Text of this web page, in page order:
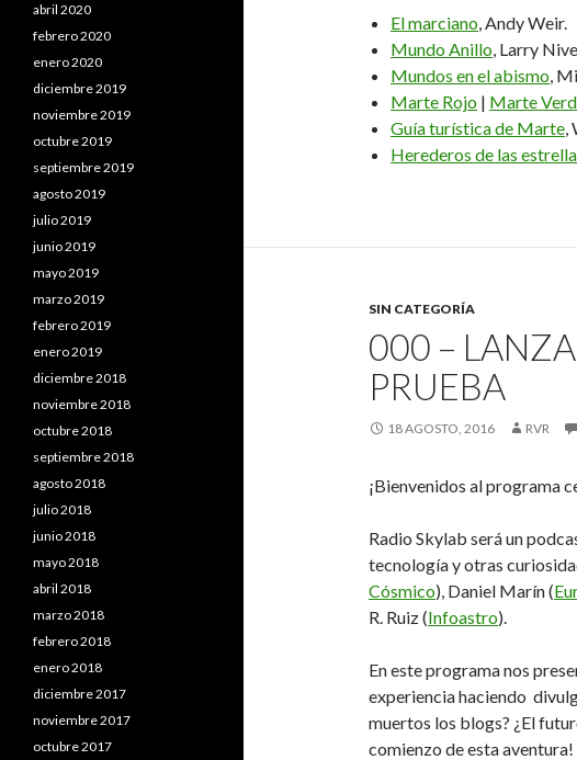
El marciano, Andy Weir.
Mundo Anillo, Larry
Mundos en el abismo,
Marte Rojo | Marte
Guía turística de Marte,
Herederos de las
SIN CATEGORÍA
000 –
PRUEBA
18 AGOSTO, 2016 RVR
¡Bienvenidos al programa
Radio Skylab será un
tecnología y otras
Cósmico), Daniel Marín (
R. Ruiz (Infoastro).
En este programa nos
experiencia haciendo
muertos los blogs? ¿El
comienzo de esta aventura!
abril 2020
febrero 2020
enero 2020
diciembre 2019
noviembre 2019
octubre 2019
septiembre 2019
agosto 2019
julio 2019
junio 2019
mayo 2019
marzo 2019
febrero 2019
enero 2019
diciembre 2018
noviembre 2018
octubre 2018
septiembre 2018
agosto 2018
julio 2018
junio 2018
mayo 2018
abril 2018
marzo 2018
febrero 2018
enero 2018
diciembre 2017
noviembre 2017
octubre 2017